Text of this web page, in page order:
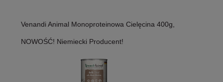
Venandi Animal Monoproteinowa Cielęcina 400g,
NOWOŚĆ! Niemiecki Producent!